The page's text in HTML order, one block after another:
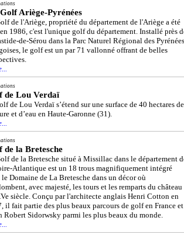
Ariège-Pyrénées
de l'Ariège, propriété du département de l'Ariège a été
1986, c'est l'unique golf du département. Installé près
de-Sérou dans la Parc Naturel Régional des Pyrénées
le golf est un par 71 vallonné offrant de belles
de Lou Verdaï
de Lou Verdaï s’étend sur une surface de 40 hectares de
et d’eau en Haute-Garonne (31).
de la Bretesche
de la Bretesche situé à Missillac dans le département
Atlantique est un 18 trous magnifiquement intégré
le Domaine de La Bretesche dans un décor où
avec majesté, les tours et les remparts du château
siècle. Conçu par l'architecte anglais Henri Cotton en
il fait partie des plus beaux parcours de golf en France et
Robert Sidorwsky parmi les plus beaux du monde.